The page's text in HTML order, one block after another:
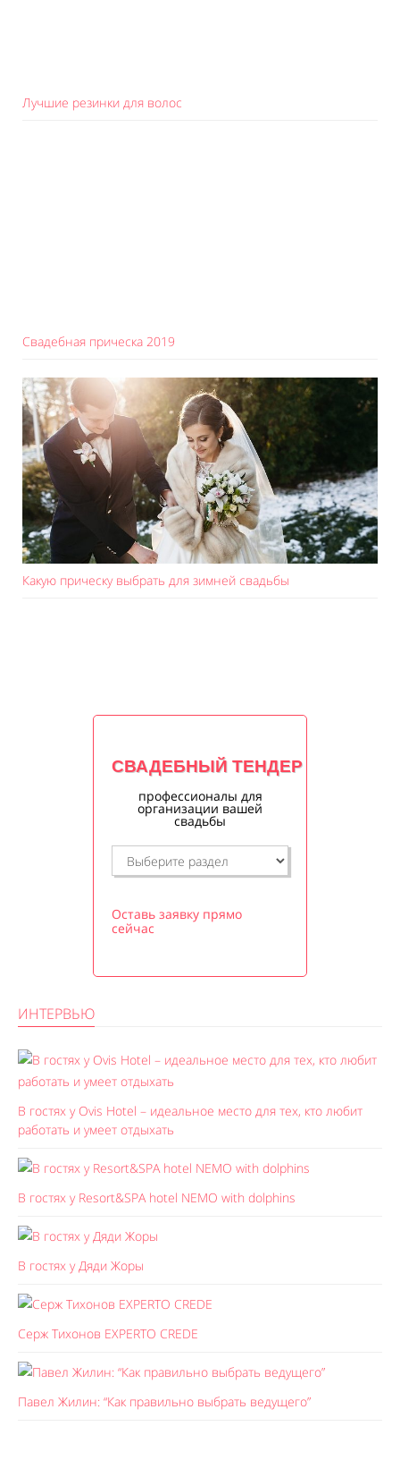
Лучшие резинки для волос
Свадебная прическа 2019
Какую прическу выбрать для зимней свадьбы
СВАДЕБНЫЙ ТЕНДЕР
профессионалы для
организации вашей
свадьбы
Оставь заявку прямо
сейчас
ИНТЕРВЬЮ
В гостях у Ovis Hotel – идеальное место для тех, кто любит
работать и умеет отдыхать
В гостях у Resort&SPA hotel NEMO with dolphins
В гостях у Дяди Жоры
Серж Тихонов EXPERTO CREDE
Павел Жилин: “Как правильно выбрать ведущего”